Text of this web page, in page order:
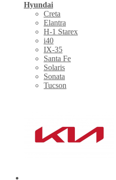
Hyundai
Creta
Elantra
H-1 Starex
i40
IX-35
Santa Fe
Solaris
Sonata
Tucson